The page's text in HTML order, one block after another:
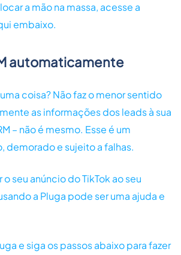
a mão na massa, acesse a
embaixo.
automaticamente
coisa? Não faz o menor sentido
as informações dos leads à sua
– não é mesmo. Esse é um
demorado e sujeito a falhas.
seu anúncio do TikTok ao seu
a Pluga pode ser uma ajuda e
e siga os passos abaixo para fazer